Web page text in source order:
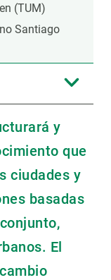
(TUM)
Santiago
y
que
ciudades y
basadas
El